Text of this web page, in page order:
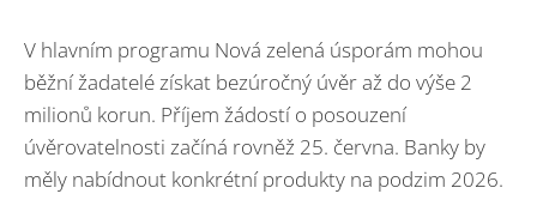
V hlavním programu Nová zelená úsporám mohou
běžní žadatelé získat bezúročný úvěr až do výše 2
milionů korun. Příjem žádostí o posouzení
úvěrovatelnosti začíná rovněž 25. června. Banky by
měly nabídnout konkrétní produkty na podzim 2026.